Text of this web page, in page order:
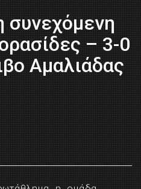
συνεχόμενη
– 3-0
Αμαλιάδας